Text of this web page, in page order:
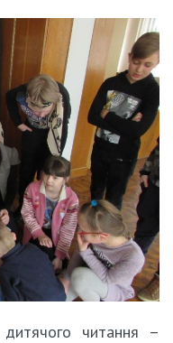
дитячого читання –